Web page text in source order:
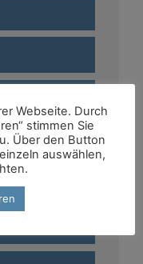
Webseite. Durch
stimmen Sie
Über den Button
auswählen,